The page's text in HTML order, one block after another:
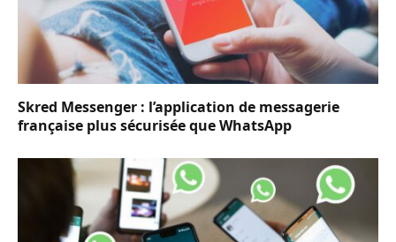
Skred Messenger : l’application de messagerie
française plus sécurisée que WhatsApp